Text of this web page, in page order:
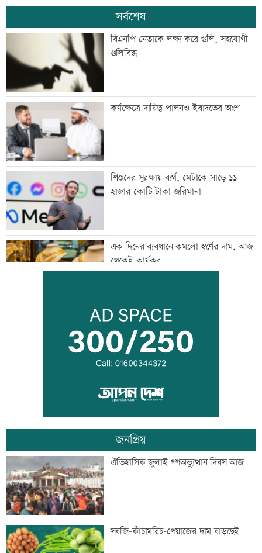
সর্বশেষ
বিএনপি নেতাকে লক্ষ্য করে গুলি, সহযোগী
গুলিবিদ্ধ
কর্মক্ষেত্রে দায়িত্ব পালনও ইবাদতের অংশ
শিশুদের সুরক্ষায় ব্যর্থ, মেটাকে সাড়ে ১১
হাজার কোটি টাকা জরিমানা
এক দিনের ব্যবধানে কমলো স্বর্ণের দাম, আজ
থেকেই কার্যকর
বগি লাইনচ্যুত, ঢাকা-ময়মনসিংহ রেল চলাচল
বন্ধ
যৌথ প্রতিরক্ষা চুক্তি স্বাক্ষরের পথে সৌদি-
তুরস্ক-পাকিস্তান
বিশ্ববাজারে ফের বাড়ল জ্বালানি তেলের দাম
সিলেটে দুই বাসের সংঘর্ষে প্রাণ গেল
আটজনের
জনপ্রিয়
ঐতিহাসিক জুলাই গণঅভ্যুত্থান দিবস আজ
সবজি-কাঁচামরিচ-পেয়াজের দাম বাড়ছেই